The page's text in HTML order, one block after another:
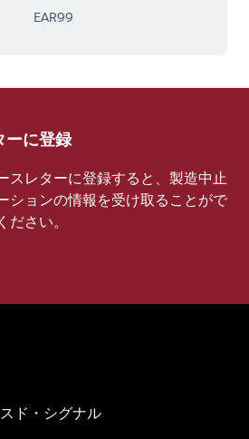
EAR99
ーに登録
スレターに登録すると、製造中止
ションの情報を受け取ることがで
さい。
ド・シグナル